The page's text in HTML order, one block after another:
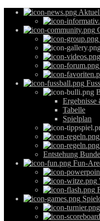
Ergebnisse
Tabelle
Spielplan
Entstehung
Fun-